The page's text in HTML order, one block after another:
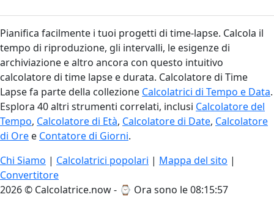
Pianifica facilmente i tuoi progetti di time-lapse. Calcola il
tempo di riproduzione, gli intervalli, le esigenze di
archiviazione e altro ancora con questo intuitivo
calcolatore di time lapse e durata. Calcolatore di Time
Lapse fa parte della collezione Calcolatrici di Tempo e Data.
Esplora 40 altri strumenti correlati, inclusi Calcolatore del
Tempo, Calcolatore di Età, Calcolatore di Date, Calcolatore
di Ore e Contatore di Giorni.
Chi Siamo | Calcolatrici popolari | Mappa del sito |
Convertitore
2026 © Calcolatrice.now - ⌚ Ora sono le 08:15:58